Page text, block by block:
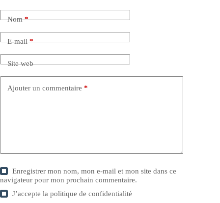
Nom*
E-mail*
Site web
Ajouter un commentaire *
Enregistrer mon nom, mon e-mail et mon site dans ce
navigateur pour mon prochain commentaire.
J’accepte lapolitique de confidentialité